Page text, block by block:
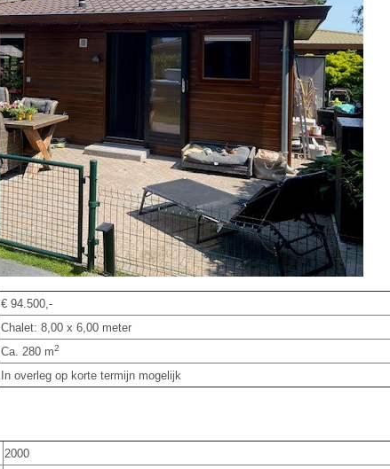
€ 94.500,-
Chalet: 8,00 x 6,00 meter
Ca. 280 m2
In overleg op korte termijn mogelijk
2000